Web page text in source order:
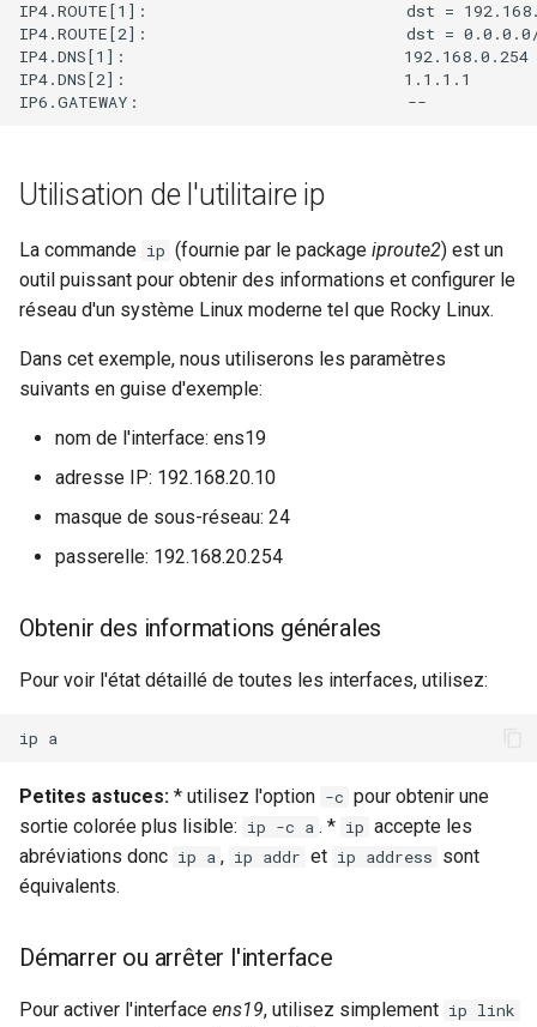
IP4.ROUTE[1]:                           dst =
IP4.ROUTE[2]:                           dst = 0.0.0.0/0,
IP4.DNS[1]:                             192.168.0.254
IP4.DNS[2]:                             1.1.1.1
Utilisation de l'utilitaire ip
La commande ip (fournie par le package iproute2) est un
outil puissant pour obtenir des informations et configurer le
réseau d'un système Linux moderne tel que Rocky Linux.
Dans cet exemple, nous utiliserons les paramètres
suivants en guise d'exemple:
nom de l'interface: ens19
adresse IP: 192.168.20.10
masque de sous-réseau: 24
passerelle: 192.168.20.254
Obtenir des informations générales
Pour voir l'état détaillé de toutes les interfaces, utilisez:
Petites astuces: * utilisez l'option -c pour obtenir une
sortie colorée plus lisible: ip -c a . * ip accepte les
abréviations donc ip a , ip addr et ip address sont
équivalents.
Démarrer ou arrêter l'interface
Pour activer l'interface ens19, utilisez simplement ip link